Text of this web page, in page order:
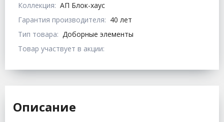
Коллекция: АП Блок-хаус
Гарантия производителя: 40 лет
Тип товара: Доборные элементы
Товар участвует в акции:
Описание